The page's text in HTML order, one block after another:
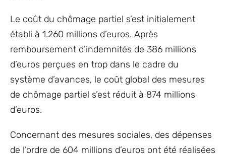
Le coût du chômage partiel s’est initialement
établi à 1.260 millions d’euros. Après
remboursement d’indemnités de 386 millions
d’euros perçues en trop dans le cadre du
système d’avances, le coût global des mesures
de chômage partiel s’est réduit à 874 millions
d’euros.
Concernant des mesures sociales, des dépenses
de l’ordre de 604 millions d’euros ont été réalisées